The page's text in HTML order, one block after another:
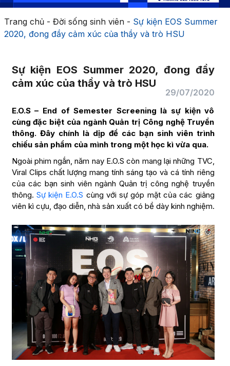
Trang chủ- Đời sống sinh viên- Sự kiện EOS Summer
2020, đong đầy cảm xúc của thầy và trò HSU
Sự kiện EOS Summer 2020, đong đầy
cảm xúc của thầy và trò HSU
29/07/2020
E.O.S – End of Semester Screening là sự kiện vô
cùng đặc biệt của ngành Quản trị Công nghệ Truyền
thông. Đây chính là dịp để các bạn sinh viên trình
chiếu sản phẩm của mình trong một học kì vừa qua.
Ngoài phim ngắn, năm nay E.O.S còn mang lại những TVC,
Viral Clips chất lượng mang tính sáng tạo và cá tính riêng
của các bạn sinh viên ngành Quản trị công nghệ truyền
thông. Sự kiện E.O.S cùng với sự góp mặt của các giảng
viên kì cựu, đạo diễn, nhà sản xuất có bề dày kinh nghiệm.